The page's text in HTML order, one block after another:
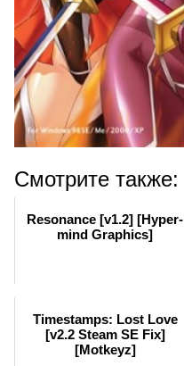
Смотрите также:
Resonance [v1.2] [Hyper-
mind Graphics]
Timestamps: Lost Love
[v2.2 Steam SE Fix]
[Motkeyz]